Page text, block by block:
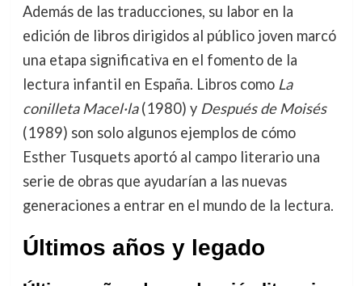
Además de las traducciones, su labor en la
edición de libros dirigidos al público joven marcó
una etapa significativa en el fomento de la
lectura infantil en España. Libros como La
conilleta Macel·la(1980) y Después de Moisés
(1989) son solo algunos ejemplos de cómo
Esther Tusquets aportó al campo literario una
serie de obras que ayudarían a las nuevas
generaciones a entrar en el mundo de la lectura.
Últimos años y legado